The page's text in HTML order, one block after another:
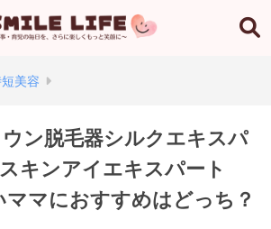
美容
ウン脱毛器シルクエキスパ
キンアイエキスパート
ママにおすすめはどっち？